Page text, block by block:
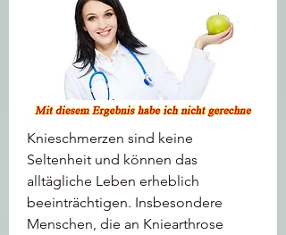
Knieschmerzen sind keine
Seltenheit und können das
alltägliche Leben erheblich
beeinträchtigen. Insbesondere
Menschen, die an Kniearthrose